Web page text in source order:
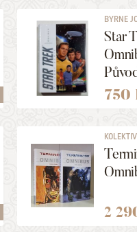
BYRNE
Star
750
KOLEKTIV
2